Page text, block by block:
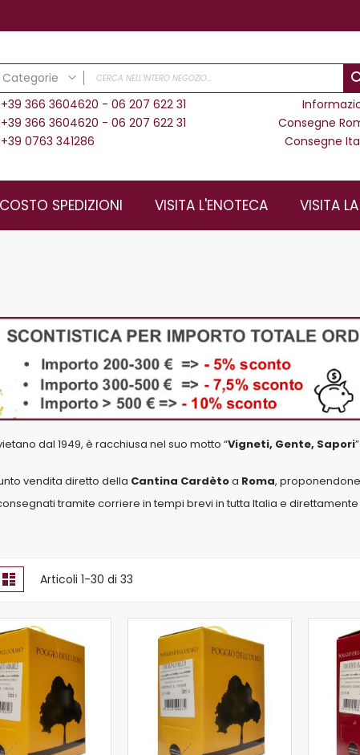
Categorie
CATEGORIE
Vini Cardèto
Vini Rosati
Vini Rossi
+39 366 3604620 - 06 207 622 31
+39 366 3604620 - 06 207 622 31
+39 0763 341286
Consegne
Consegne
COSTO SPEDIZIONI VISITA L'ENOTECA VISITA
dal 1949, è racchiusa nel suo motto “Vigneti, Gente, Sapori
vendita diretto della Cantina Cardètoa Roma,
tramite corriere in tempi brevi in tutta Italia e
Mostra
Lista Articoli 1-30 di 33